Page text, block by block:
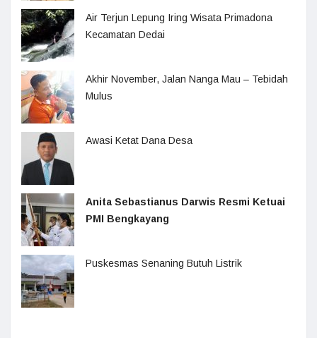
Air Terjun Lepung Iring Wisata Primadona
Kecamatan Dedai
Akhir November, Jalan Nanga Mau – Tebidah
Mulus
Awasi Ketat Dana Desa
Anita Sebastianus Darwis Resmi Ketuai
PMI Bengkayang
Puskesmas Senaning Butuh Listrik